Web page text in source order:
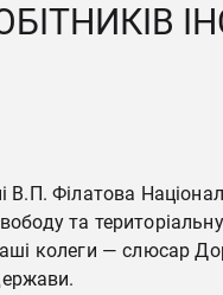
В.П. Філатова
та територіальну
колеги — слюсар